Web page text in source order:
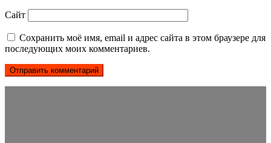
Сайт
Сохранить моё имя, email и адрес сайта в этом браузере для
последующих моих комментариев.